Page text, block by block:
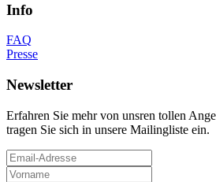
Info
FAQ
Presse
Newsletter
Erfahren Sie mehr von unsren tollen
tragen Sie sich in unsere Mailingliste ein.